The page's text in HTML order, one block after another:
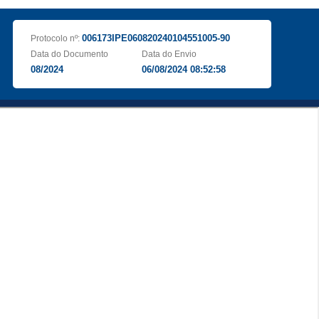
Protocolo nº: 006173IPE060820240104551005-90
Data do Documento
08/2024
Data do Envio
06/08/2024 08:52:58